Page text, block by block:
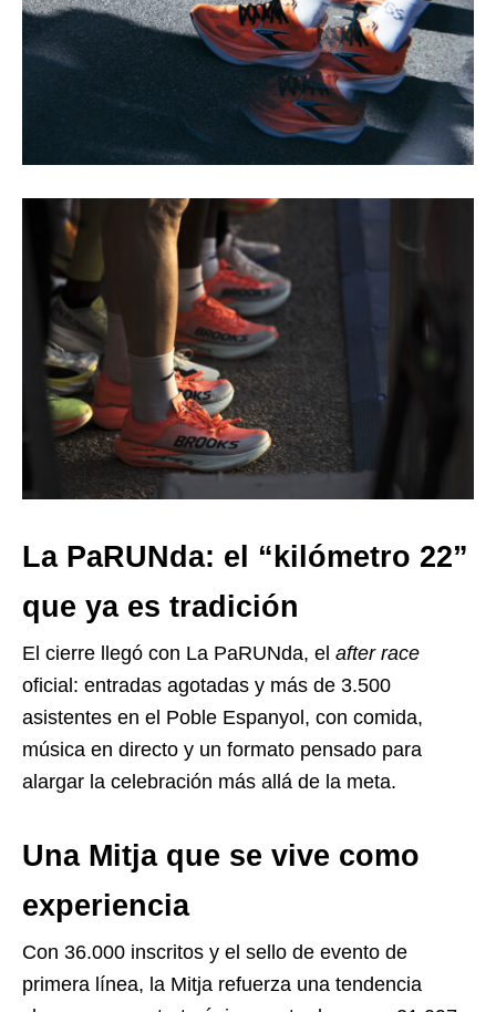
La PaRUNda: el “kilómetro 22”
que ya es tradición
El cierre llegó con La PaRUNda, el after race
oficial: entradas agotadas y más de 3.500
asistentes en el Poble Espanyol, con comida,
música en directo y un formato pensado para
alargar la celebración más allá de la meta.
Una Mitja que se vive como
experiencia
Con 36.000 inscritos y el sello de evento de
primera línea, la Mitja refuerza una tendencia